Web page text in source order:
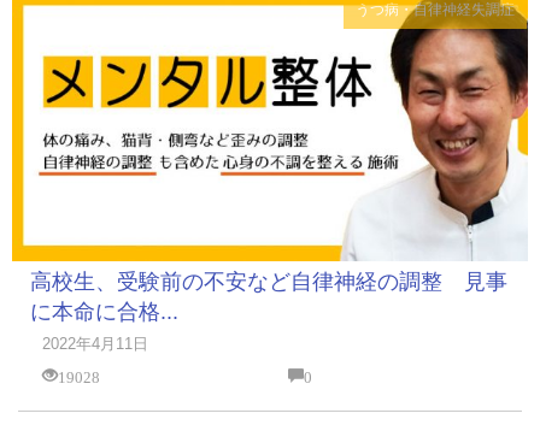
うつ病・自律神経失調症
高校生、受験前の不安など自律神経の調整 見事
に本命に合格...
2022年4月11日
19028
0